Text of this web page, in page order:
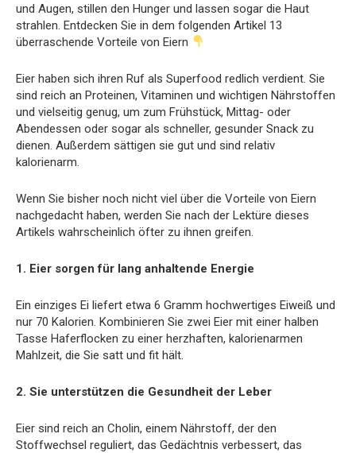
und Augen, stillen den Hunger und lassen sogar die Haut
strahlen. Entdecken Sie in dem folgenden Artikel 13
überraschende Vorteile von Eiern
Eier haben sich ihren Ruf als Superfood redlich verdient. Sie
sind reich an Proteinen, Vitaminen und wichtigen Nährstoffen
und vielseitig genug, um zum Frühstück, Mittag- oder
Abendessen oder sogar als schneller, gesunder Snack zu
dienen. Außerdem sättigen sie gut und sind relativ
kalorienarm.
Wenn Sie bisher noch nicht viel über die Vorteile von Eiern
nachgedacht haben, werden Sie nach der Lektüre dieses
Artikels wahrscheinlich öfter zu ihnen greifen.
1. Eier sorgen für lang anhaltende Energie
Ein einziges Ei liefert etwa 6 Gramm hochwertiges Eiweiß und
nur 70 Kalorien. Kombinieren Sie zwei Eier mit einer halben
Tasse Haferflocken zu einer herzhaften, kalorienarmen
Mahlzeit, die Sie satt und fit hält.
2. Sie unterstützen die Gesundheit der Leber
Eier sind reich an Cholin, einem Nährstoff, der den
Stoffwechsel reguliert, das Gedächtnis verbessert, das